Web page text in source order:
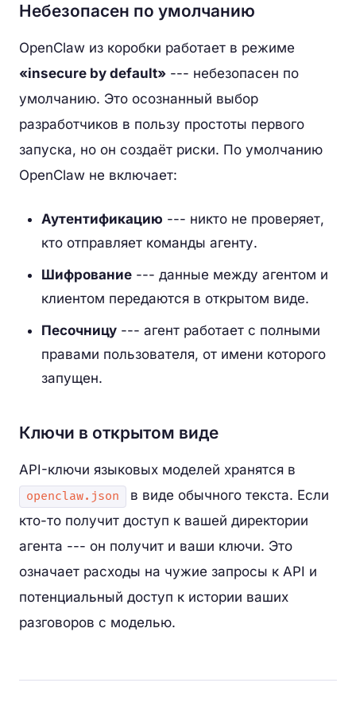
Небезопасен по умолчанию
OpenClaw из коробки работает в режиме
«insecure by default» --- небезопасен по
умолчанию. Это осознанный выбор
разработчиков в пользу простоты первого
запуска, но он создаёт риски. По умолчанию
OpenClaw не включает:
Аутентификацию --- никто не проверяет,
кто отправляет команды агенту.
Шифрование --- данные между агентом и
клиентом передаются в открытом виде.
Песочницу --- агент работает с полными
правами пользователя, от имени которого
запущен.
Ключи в открытом виде
API-ключи языковых моделей хранятся в
openclaw.json
в виде обычного текста. Если
кто-то получит доступ к вашей директории
агента --- он получит и ваши ключи. Это
означает расходы на чужие запросы к API и
потенциальный доступ к истории ваших
разговоров с моделью.